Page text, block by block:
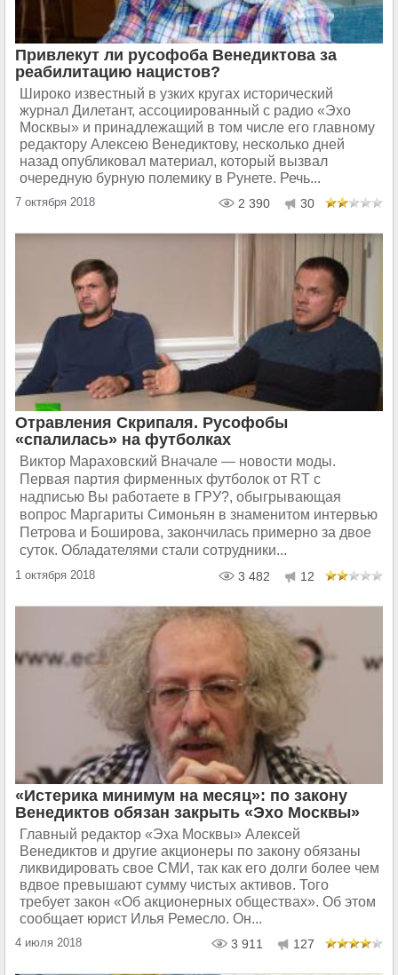
Привлекут ли русофоба Венедиктова за
реабилитацию нацистов?
Широко известный в узких кругах исторический
журнал Дилетант, ассоциированный с радио «Эхо
Москвы» и принадлежащий в том числе его главному
редактору Алексею Венедиктову, несколько дней
назад опубликовал материал, который вызвал
очередную бурную полемику в Рунете. Речь...
7 октября 2018 2 390 30
Отравления Скрипаля. Русофобы
«спалилась» на футболках
Виктор Мараховский Вначале — новости моды.
Первая партия фирменных футболок от RT с
надписью Вы работаете в ГРУ?, обыгрывающая
вопрос Маргариты Симоньян в знаменитом интервью
Петрова и Боширова, закончилась примерно за двое
суток. Обладателями стали сотрудники...
1 октября 2018 3 482 12
«Истерика минимум на месяц»: по закону
Венедиктов обязан закрыть «Эхо Москвы»
Главный редактор «Эха Москвы» Алексей
Венедиктов и другие акционеры по закону обязаны
ликвидировать свое СМИ, так как его долги более чем
вдвое превышают сумму чистых активов. Того
требует закон «Об акционерных обществах». Об этом
сообщает юрист Илья Ремесло. Он...
4 июля 2018 3 911 127